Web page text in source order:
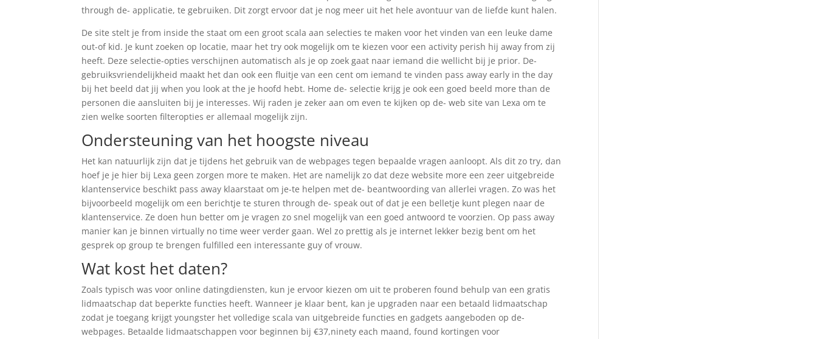
through de- applicatie, te gebruiken. Dit zorgt ervoor dat je nog meer uit het hele avontuur van de liefde kunt halen.
De site stelt je from inside the staat om een groot scala aan selecties te maken voor het vinden van een leuke dame
out-of kid. Je kunt zoeken op locatie, maar het try ook mogelijk om te kiezen voor een activity perish hij away from zij
heeft. Deze selectie-opties verschijnen automatisch als je op zoek gaat naar iemand die wellicht bij je prior. De-
gebruiksvriendelijkheid maakt het dan ook een fluitje van een cent om iemand te vinden pass away early in the day
bij het beeld dat jij when you look at the je hoofd hebt. Home de- selectie krijg je ook een goed beeld more than de
personen die aansluiten bij je interesses. Wij raden je zeker aan om even te kijken op de- web site van Lexa om te
zien welke soorten filteropties er allemaal mogelijk zijn.
Ondersteuning van het hoogste niveau
Het kan natuurlijk zijn dat je tijdens het gebruik van de webpages tegen bepaalde vragen aanloopt. Als dit zo try, dan
hoef je je hier bij Lexa geen zorgen more te maken. Het are namelijk zo dat deze website more een zeer uitgebreide
klantenservice beschikt pass away klaarstaat om je-te helpen met de- beantwoording van allerlei vragen. Zo was het
bijvoorbeeld mogelijk om een berichtje te sturen through de- speak out of dat je een belletje kunt plegen naar de
klantenservice. Ze doen hun better om je vragen zo snel mogelijk van een goed antwoord te voorzien. Op pass away
manier kan je binnen virtually no time weer verder gaan. Wel zo prettig als je internet lekker bezig bent om het
gesprek op group te brengen fulfilled een interessante guy of vrouw.
Wat kost het daten?
Zoals typisch was voor online datingdiensten, kun je ervoor kiezen om uit te proberen found behulp van een gratis
lidmaatschap dat beperkte functies heeft. Wanneer je klaar bent, kan je upgraden naar een betaald lidmaatschap
zodat je toegang krijgt youngster het volledige scala van uitgebreide functies en gadgets aangeboden op de-
webpages. Betaalde lidmaatschappen voor beginnen bij €37,ninety each maand, found kortingen voor